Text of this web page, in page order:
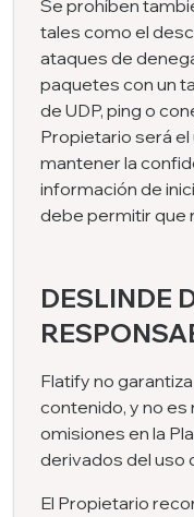
Se prohíben
tales como el
ataques de
paquetes con un
de UDP, ping o
Propietario será
mantener la
información de
debe permitir que
DESLINDE
Flatify no
contenido, y no
omisiones en la
derivados del uso
El Propietario